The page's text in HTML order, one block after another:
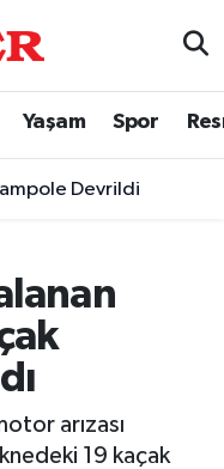
Yaşam Spor
Devrildi
arızası
19 kaçak